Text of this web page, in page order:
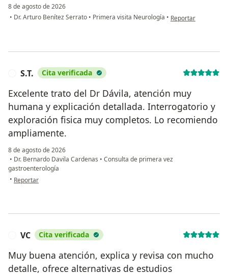
8 de agosto de 2026
• Dr. Arturo Benítez Serrato • Primera visita Neurología • en opinión del
Reportar
S.T. Cita verificada
Excelente trato del Dr Dávila, atención muy
humana y explicación detallada. Interrogatorio y
exploración fisica muy completos. Lo recomiendo
ampliamente.
8 de agosto de 2026
• Dr. Bernardo Davila Cardenas • Consulta de primera vez
gastroenterología
• en opinión del usuario S.T.
Reportar
VC Cita verificada
Muy buena atención, explica y revisa con mucho
detalle, ofrece alternativas de estudios